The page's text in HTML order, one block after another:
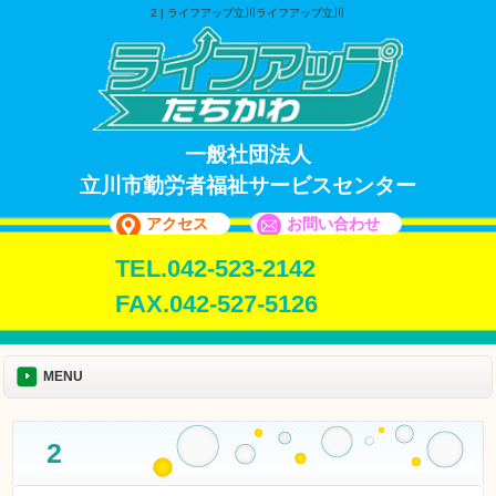
2 | ライフアップ立川ライフアップ立川
一般社団法人
立川市勤労者福祉サービスセンター
アクセス お問い合わせ
TEL.042-523-2142
FAX.042-527-5126
MENU
2